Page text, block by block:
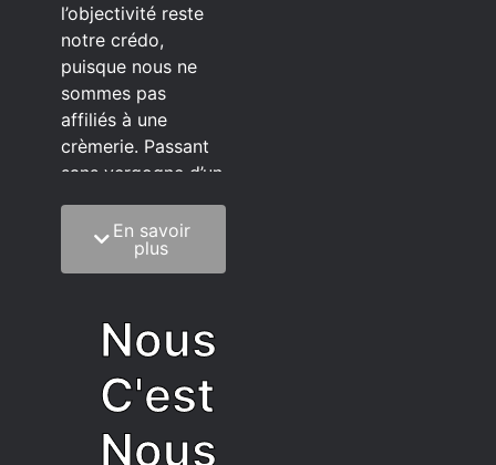
l’objectivité reste
notre crédo,
puisque nous ne
sommes pas
affiliés à une
crèmerie. Passant
sans vergogne d’un
C’est quoi notre
méthode?
sagesse de la
vieillesse à une
grosse dose
d’autodérision. On
est du pur produit
En savoir
plus
Nous
C'est
Nous